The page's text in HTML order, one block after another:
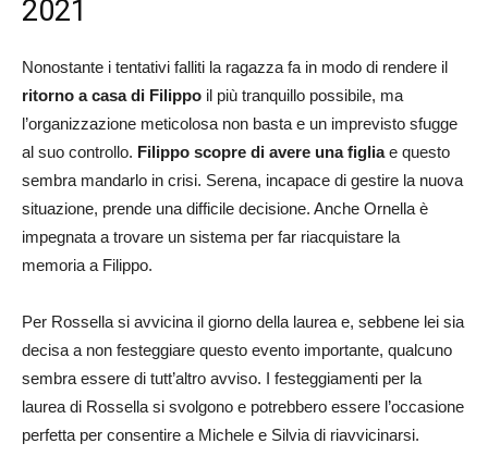
2021
Nonostante i tentativi falliti la ragazza fa in modo di rendere il
ritorno a casa di Filippo il più tranquillo possibile, ma
l’organizzazione meticolosa non basta e un imprevisto sfugge
al suo controllo. Filippo scopre di avere una figliae questo
sembra mandarlo in crisi. Serena, incapace di gestire la nuova
situazione, prende una difficile decisione. Anche Ornella è
impegnata a trovare un sistema per far riacquistare la
memoria a Filippo.
Per Rossella si avvicina il giorno della laurea e, sebbene lei sia
decisa a non festeggiare questo evento importante, qualcuno
sembra essere di tutt’altro avviso. I festeggiamenti per la
laurea di Rossella si svolgono e potrebbero essere l’occasione
perfetta per consentire a Michele e Silvia di riavvicinarsi.